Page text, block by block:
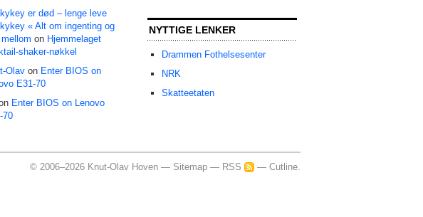
er død – lenge leve
« Alt om ingenting og
on Hjemmelaget
shaker-nøkkel
Olav on Enter BIOS on
E31-70
Enter BIOS on Lenovo
70
NYTTIGE LENKER
Drammen Fothelsesenter
NRK
Skatteetaten
© 2006–2026 Knut-Olav Hoven — Sitemap — RSS — Cutline.